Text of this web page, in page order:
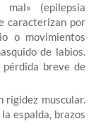
mal» (epilepsia
caracterizan por
o movimientos
de labios.
breve de
rigidez muscular.
espalda, brazos